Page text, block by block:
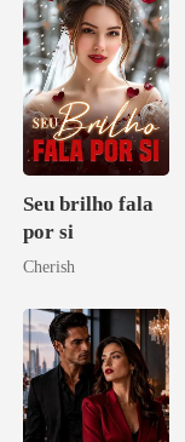
Seu brilho fala
por si
Cherish